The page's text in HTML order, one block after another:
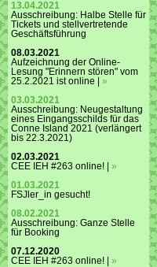
13.04.2021
Ausschreibung: Halbe Stelle für
Tickets und stellvertretende
Geschäftsführung
08.03.2021
Aufzeichnung der Online-
Lesung "Erinnern stören" vom
25.2.2021 ist online | »
03.03.2021
Ausschreibung: Neugestaltung
eines Eingangsschilds für das
Conne Island 2021 (verlängert
bis 22.3.2021)
02.03.2021
CEE IEH #263 online! | »
01.03.2021
FSJler_in gesucht!
08.02.2021
Ausschreibung: Ganze Stelle
für Booking
07.12.2020
CEE IEH #263 online! | »